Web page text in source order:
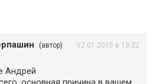
(автор) 12.01.2015 в 13:22
Андрей